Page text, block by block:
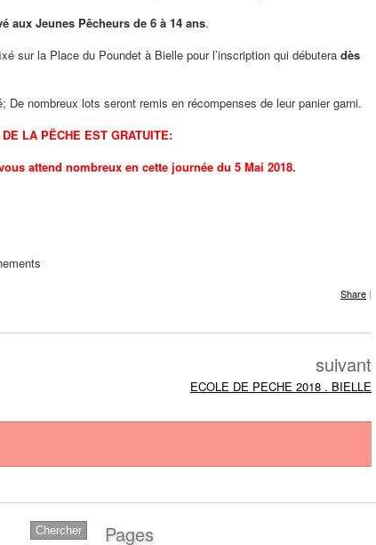
aux Jeunes Pêcheurs de 6 à 14 ans.
sur la Place du Poundet à Bielle pour l’inscription qui débutera dès
De nombreux lots seront remis en récompenses de leur panier garni.
LA PËCHE EST GRATUITE:
attend nombreux en cette journée du 5 Mai 2018.
Share |
suivant
ECOLE DE PECHE 2018 . BIELLE
Pages